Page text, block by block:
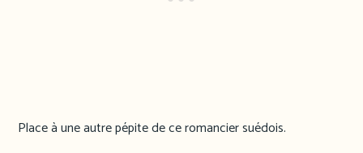
Place à une autre pépite de ce romancier suédois.